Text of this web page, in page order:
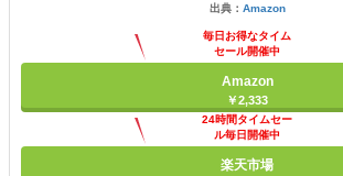
出典： Amazon
毎日お得なタイム
セール開催中
Amazon
￥2,333
24時間タイムセー
ル毎日開催中
楽天市場